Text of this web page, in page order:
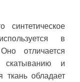
в
отличается
скатыванию и
ткань обладает